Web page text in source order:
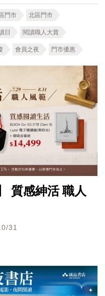
門市 北區門市
日 閱讀職人大賞
會員之夜 門市優惠
質感紳活 職人
31